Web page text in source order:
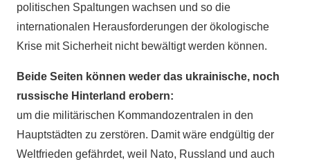
politischen Spaltungen wachsen und so die
internationalen Herausforderungen der ökologische
Krise mit Sicherheit nicht bewältigt werden können.
Beide Seiten können weder das ukrainische, noch
russische Hinterland erobern:
um die militärischen Kommandozentralen in den
Hauptstädten zu zerstören. Damit wäre endgültig der
Weltfrieden gefährdet, weil Nato, Russland und auch